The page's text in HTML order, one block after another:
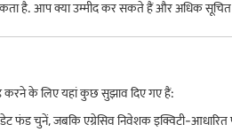
है. आप क्या उम्मीद कर सकते हैं और अधिक
करने के लिए यहां कुछ सुझाव दिए गए हैं:
फंड चुनें, जबकि एग्रेसिव निवेशक इक्विटी-